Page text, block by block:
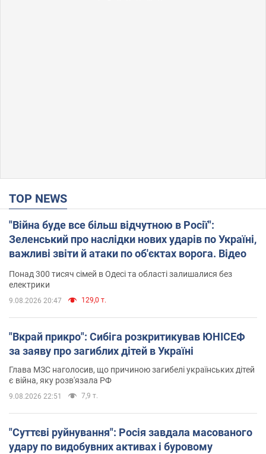
TOP NEWS
"Війна буде все більш відчутною в Росії":
Зеленський про наслідки нових ударів по Україні,
важливі звіти й атаки по об'єктах ворога. Відео
Понад 300 тисяч сімей в Одесі та області залишалися без
електрики
9.08.2026 20:47 129,0 т.
"Вкрай прикро": Сибіга розкритикував ЮНІСЕФ
за заяву про загиблих дітей в Україні
Глава МЗС наголосив, що причиною загибелі українських дітей
є війна, яку розв'язала РФ
9.08.2026 22:51 7,9 т.
"Суттєві руйнування": Росія завдала масованого
удару по видобувних активах і буровому